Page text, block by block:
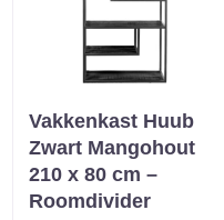
Vakkenkast Huub
Zwart Mangohout
210 x 80 cm –
Roomdivider